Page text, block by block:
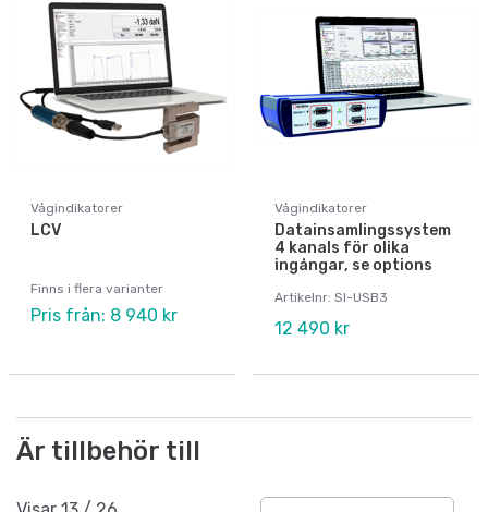
Vågindikatorer
LCV
Finns i flera varianter
Pris från: 8 940 kr
Vågindikatorer
Datainsamlingssystem
4 kanals för olika
ingångar, se options
Artikelnr: SI-USB3
12 490 kr
Är tillbehör till